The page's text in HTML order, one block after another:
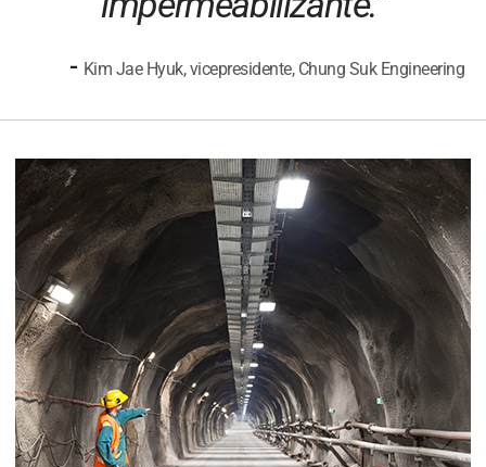
- Kim Jae Hyuk, vicepresidente, Chung Suk Engineering